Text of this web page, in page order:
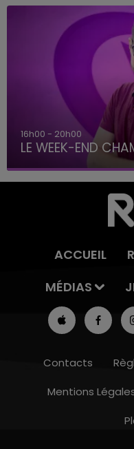
16h00 - 20h00
LE WEEK-END
ACCUEIL
MÉDIAS
Contacts
Mentions